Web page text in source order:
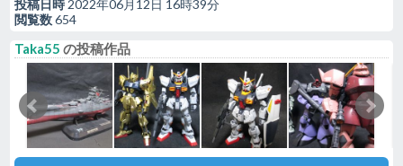
投稿日時 2022年06月12日 16時39分
閲覧数654
Taka55 の投稿作品